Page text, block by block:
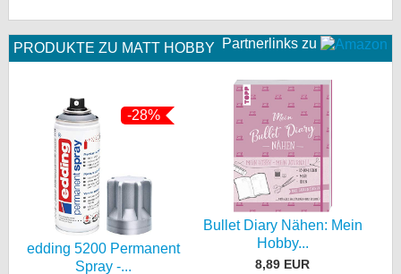
Partnerlinks zu
PRODUKTE ZU MATT HOBBY
-28%
edding 5200 Permanent
Spray -...
Bullet Diary Nähen: Mein
Hobby...
8,89 EUR